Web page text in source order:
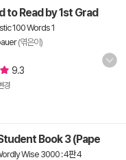
to Read by 1st Grad
100 Words 1
(엮은이)
9.3
경
Book 3 (Pape
Wise 3000 : 4판 4